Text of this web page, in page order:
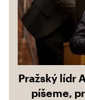
Pražský lídr
píšeme,